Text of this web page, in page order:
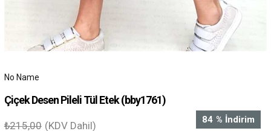
No Name
Çiçek Desen Pileli Tül Etek(bby1761)
%
84 İndirim
₺215,00 (KDV Dahil)